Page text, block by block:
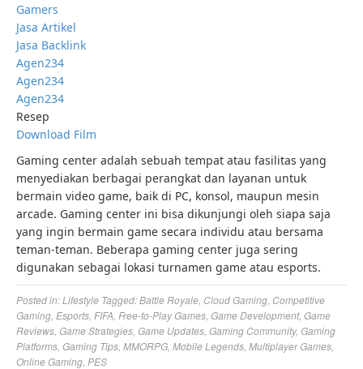
Gamers
Jasa Artikel
Jasa Backlink
Agen234
Agen234
Agen234
Resep
Download Film
Gaming center adalah sebuah tempat atau fasilitas yang
menyediakan berbagai perangkat dan layanan untuk
bermain video game, baik di PC, konsol, maupun mesin
arcade. Gaming center ini bisa dikunjungi oleh siapa saja
yang ingin bermain game secara individu atau bersama
teman-teman. Beberapa gaming center juga sering
digunakan sebagai lokasi turnamen game atau esports.
Posted in:Lifestyle Tagged:Battle Royale Cloud Gaming Competitive
Gaming Esports FIFA Free-to-Play Games Game Development, Game
Reviews Game Strategies Game Updates Gaming Community, Gaming
Platforms Gaming Tips MMORPG Mobile Legends Multiplayer Games
Online Gaming PES